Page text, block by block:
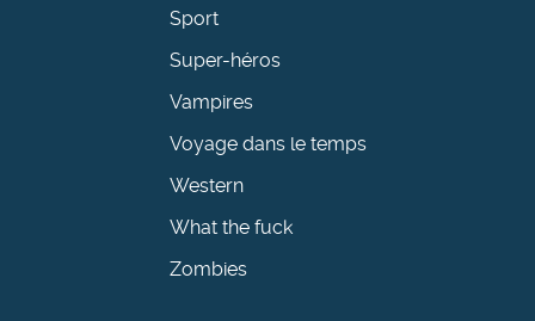
Sport
Super-héros
Vampires
Voyage dans le temps
Western
What the fuck
Zombies